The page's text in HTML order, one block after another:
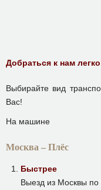
Добраться к нам
Выбирайте вид
Вас!
На машине
Москва – Плёс
Быстрее
Выезд из Москвы